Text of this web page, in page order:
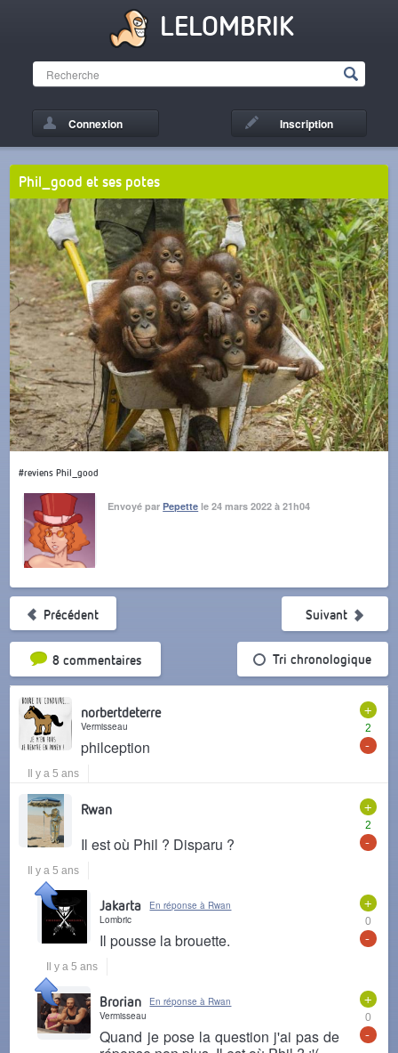
LELOMBRIK
Connexion Inscription
Phil_good et ses potes
#reviens Phil_good
Envoyé parPepette le 24 mars 2022 à 21h04
Précédent
8 commentairesTri par popularité Tri chronologique
Suivant
+
2
-
norbertdeterre
Vermisseau
philception
Il y a 5 ans
+
2
-
Rwan
Il est où Phil ? Disparu ?
Il y a 5 ans
+
0
-
Jakarta
En réponse à Rwan
Lombric
Il pousse la brouette.
Il y a 5 ans
+
0
-
Brorian
En réponse à Rwan
Vermisseau
Quand je pose la question j'ai pas de